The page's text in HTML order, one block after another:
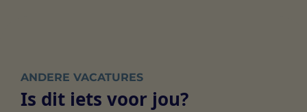
ANDERE VACATURES
Is dit iets voor jou?